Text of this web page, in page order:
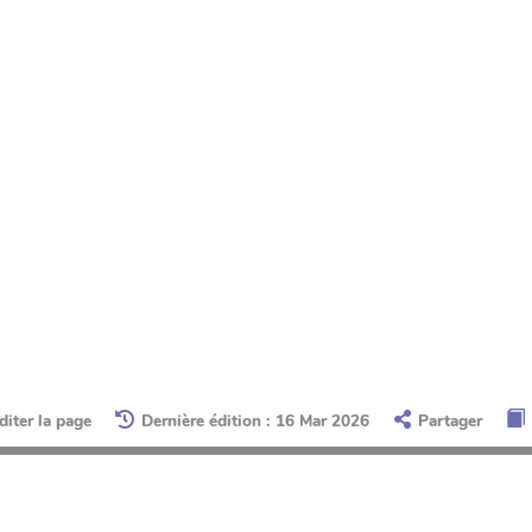
la page Dernière édition : 16 Mar 2026 Partager